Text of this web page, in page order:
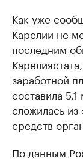
Как уже
Карелии не
последним
заработной
составила
сложилась
средств
По данным